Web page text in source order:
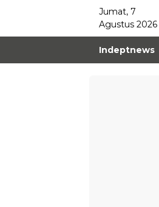
Jumat, 7
Agustus 2026
Indeptnews